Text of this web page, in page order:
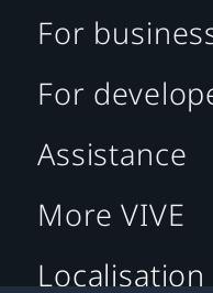
For
For
Assistance
More VIVE
Localisation